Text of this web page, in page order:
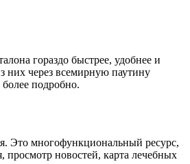
гораздо быстрее, удобнее и
них через всемирную паутину
подробно.
Это многофункциональный ресурс,
просмотр новостей, карта лечебных